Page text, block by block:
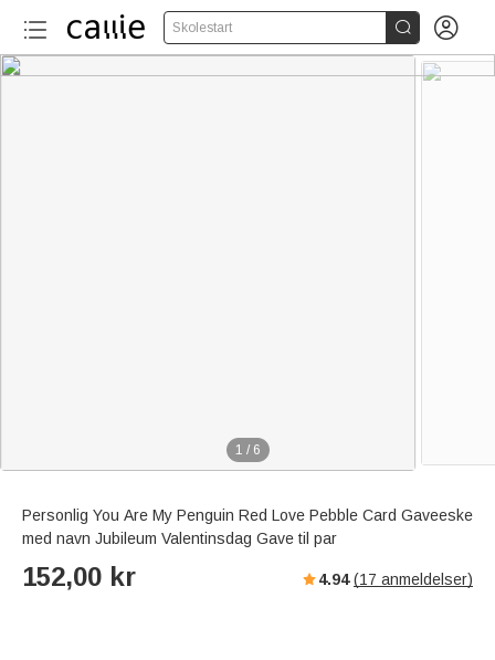
Skolestart  
1 / 6
Personlig You Are My Penguin Red Love Pebble Card Gaveeske
med navn Jubileum Valentinsdag Gave til par
152,00 kr 4.94 (17 anmeldelser)